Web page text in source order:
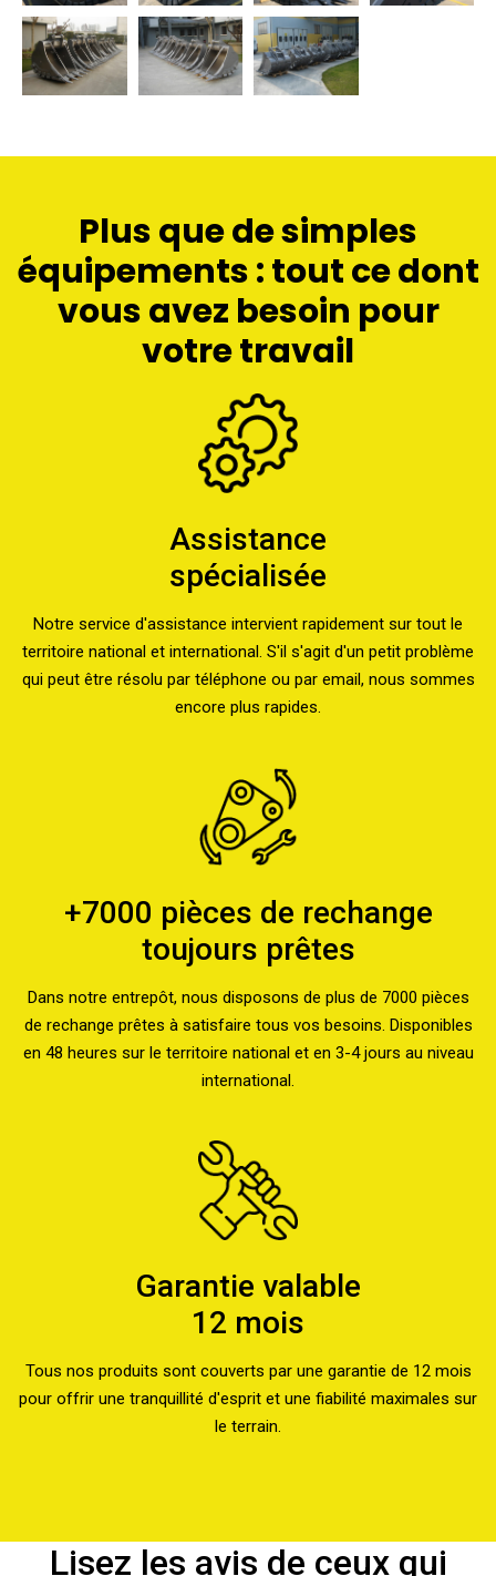
Plus que de simples
équipements : tout ce dont
vous avez besoin pour
votre travail
Assistance
spécialisée
Notre service d'assistance intervient rapidement sur tout le
territoire national et international. S'il s'agit d'un petit problème
qui peut être résolu par téléphone ou par email, nous sommes
encore plus rapides.
+7000 pièces de rechange
toujours prêtes
Dans notre entrepôt, nous disposons de plus de 7000 pièces
de rechange prêtes à satisfaire tous vos besoins. Disponibles
en 48 heures sur le territoire national et en 3-4 jours au niveau
international.
Garantie valable
12 mois
Tous nos produits sont couverts par une garantie de 12 mois
pour offrir une tranquillité d'esprit et une fiabilité maximales sur
le terrain.
Lisez les avis de ceux qui